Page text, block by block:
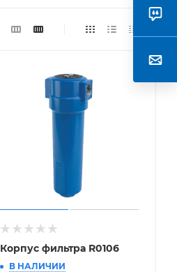
Корпус фильтра R0106
В НАЛИЧИИ